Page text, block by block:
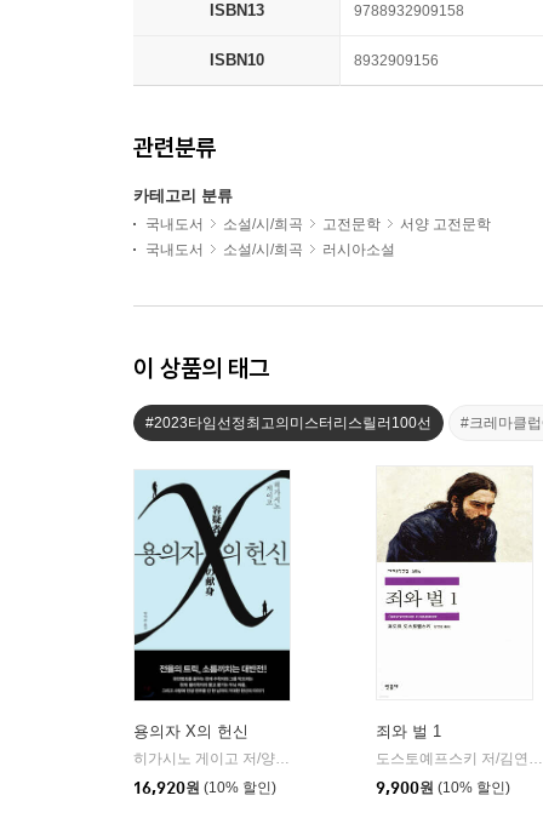
ISBN13 9788932909158
ISBN10 8932909156
관련분류
카테고리 분류
국내도서 소설/시/희곡 고전문학
서양 고전문학
국내도서
소설/시/희곡 러시아소설
이 상품의 태그
#2023타임선정최고의미스터리스릴러100선 #크레마클
용의자 X의 헌신
히가시노 게이고 저/양억관 역
16,920원 (10% 할인)
죄와 벌 1
도스토예프스키 저/김연경 역
9,900원 (10% 할인)